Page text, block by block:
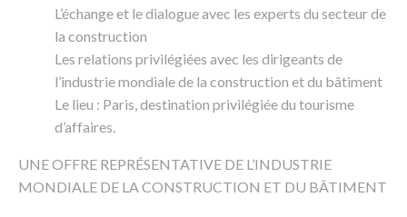
L’échange et le dialogue avec les experts du secteur de
la construction
Les relations privilégiées avec les dirigeants de
l’industrie mondiale de la construction et du bâtiment
Le lieu : Paris, destination privilégiée du tourisme
d’affaires.
UNE OFFRE REPRÉSENTATIVE DE L’INDUSTRIE
MONDIALE DE LA CONSTRUCTION ET DU BÂTIMENT